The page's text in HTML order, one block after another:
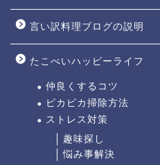
言い訳料理ブログの説明
たこべいハッピーライフ
仲良くするコツ
ピカピカ掃除方法
ストレス対策
趣味探し
悩み事解決